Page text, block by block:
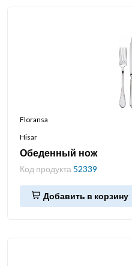
Floransa
Hisar
Обеденный нож
Код продукта 52339
Добавить в корзину